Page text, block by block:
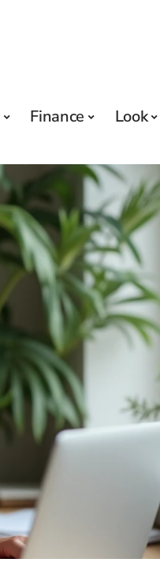
Finance Look